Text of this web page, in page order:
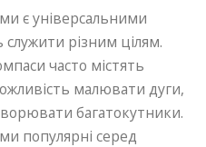
є універсальними
різним цілям.
часто містять
малювати дуги,
багатокутники.
популярні серед